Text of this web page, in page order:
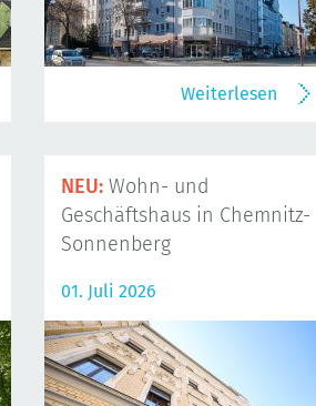
Weiterlesen
NEU: Wohn- und
Geschäftshaus in Chemnitz-
Sonnenberg
01. Juli 2026